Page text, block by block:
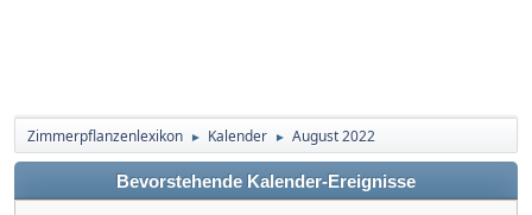
Zimmerpflanzenlexikon ► Kalender ► August 2022
Bevorstehende Kalender-Ereignisse